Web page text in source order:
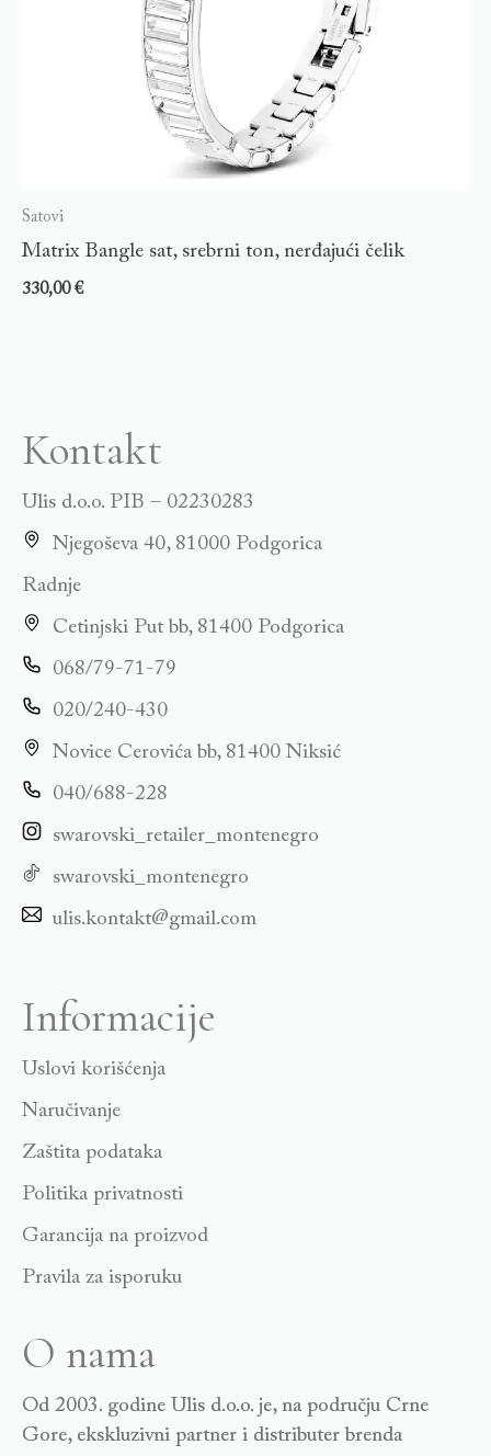
Satovi
Matrix Bangle sat, srebrni ton, nerđajući čelik
330,00€
Kontakt
Ulis d.o.o. PIB – 02230283
Njegoševa 40, 81000 Podgorica
Radnje
Cetinjski Put bb, 81400 Podgorica
068/79-71-79
020/240-430
Novice Cerovića bb, 81400 Niksić
040/688-228
swarovski_retailer_montenegro
swarovski_montenegro
ulis.kontakt@gmail.com
Informacije
Uslovi korišćenja
Naručivanje
Zaštita podataka
Politika privatnosti
Garancija na proizvod
Pravila za isporuku
O nama
Od 2003. godine Ulis d.o.o. je, na području Crne
Gore, ekskluzivni partner i distributer brenda